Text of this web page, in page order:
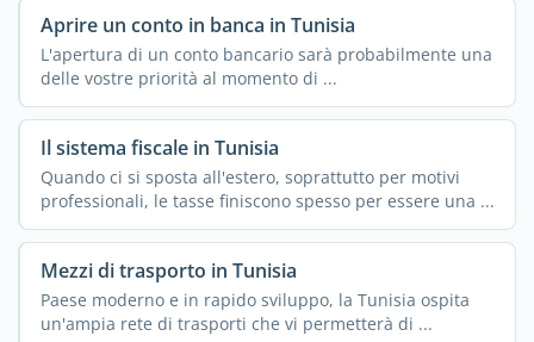
Aprire un conto in banca in Tunisia
L'apertura di un conto bancario sarà probabilmente una
delle vostre priorità al momento di ...
Il sistema fiscale in Tunisia
Quando ci si sposta all'estero, soprattutto per motivi
professionali, le tasse finiscono spesso per essere una ...
Mezzi di trasporto in Tunisia
Paese moderno e in rapido sviluppo, la Tunisia ospita
un'ampia rete di trasporti che vi permetterà di ...